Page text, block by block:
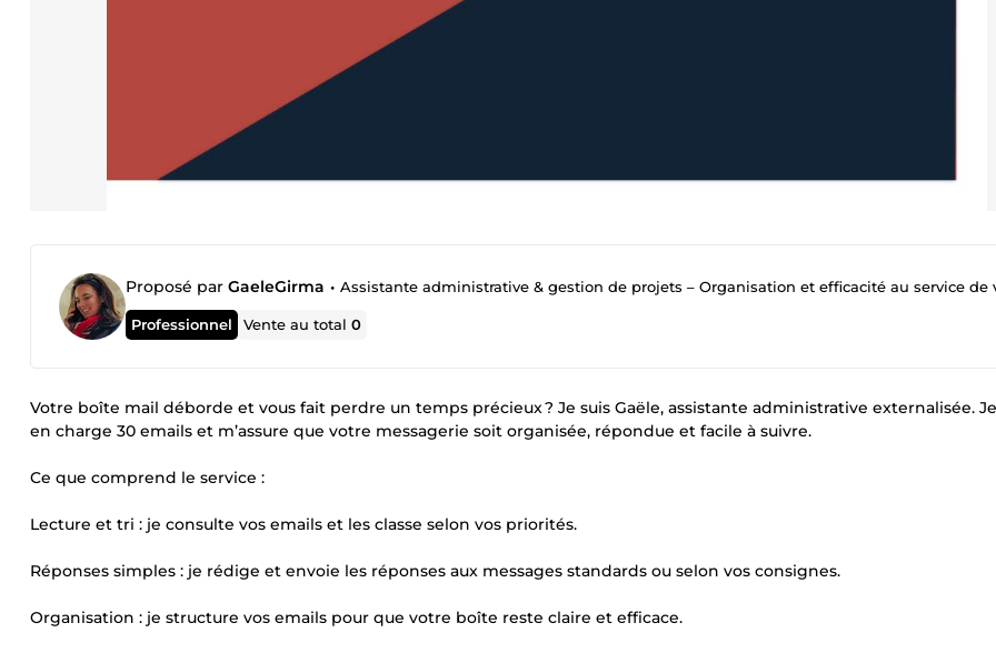
Proposé par GaeleGirma • Assistante administrative & gestion de projets – Organisation et efficacité au service de votre
Professionnel Vente au total0
Votre boîte mail déborde et vous fait perdre un temps précieux ? Je suis Gaële, assistante administrative externalisée.
en charge 30 emails et m’assure que votre messagerie soit organisée, répondue et facile à suivre.
Ce que comprend le service :
Lecture et tri : je consulte vos emails et les classe selon vos priorités.
Réponses simples : je rédige et envoie les réponses aux messages standards ou selon vos consignes.
Organisation : je structure vos emails pour que votre boîte reste claire et efficace.